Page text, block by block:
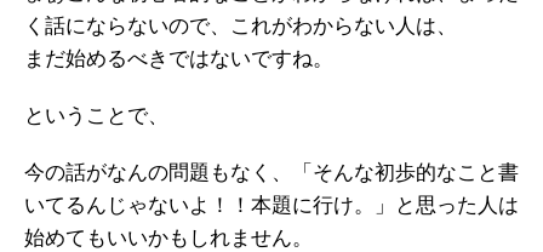
く話にならないので、これがわからない人は、
まだ始めるべきではないですね。
ということで、
今の話がなんの問題もなく、「そんな初歩的なこと書
いてるんじゃないよ！！本題に行け。」と思った人は
始めてもいいかもしれません。